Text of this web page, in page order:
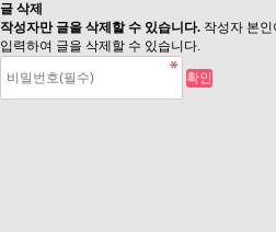
글 삭제
작성자만 글을 삭제할 수 있습니다. 작성자 본
입력하여 글을 삭제할 수 있습니다.